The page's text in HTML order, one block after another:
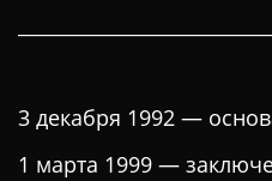
3 декабря 1992 —
1 марта 1999 —